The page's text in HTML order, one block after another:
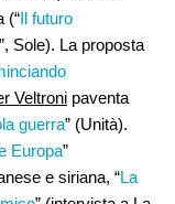
(“Il futuro
”, Sole). La proposta
Veltroni paventa
guerra” (Unità).
Europa”
e siriana, “La